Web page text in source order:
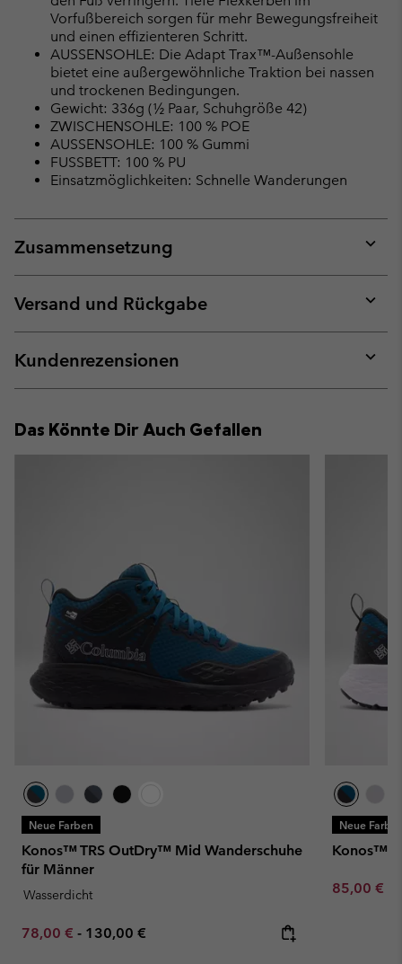
Vorfußbereich sorgen für mehr Bewegungsfreiheit
und einen effizienteren Schritt.
AUSSENSOHLE: Die Adapt Trax™-Außensohle
bietet eine außergewöhnliche Traktion bei nassen
und trockenen Bedingungen.
Gewicht: 336g (½ Paar, Schuhgröße 42)
ZWISCHENSOHLE: 100 % POE
AUSSENSOHLE: 100 % Gummi
FUSSBETT: 100 % PU
Einsatzmöglichkeiten: Schnelle Wanderungen
Zusammensetzung
or
Versand und Rückgabe
or
Kundenrezensionen
or
Das Könnte Dir Auch Gefallen
Neue Farben
Konos™ TRS OutDry™ Mid Wanderschuhe
für Männer
Wasserdicht
Minimum sale price:
78,00 € - Maximum price:
130,00 €
Neue
Konos™
Minimum
85,00 €